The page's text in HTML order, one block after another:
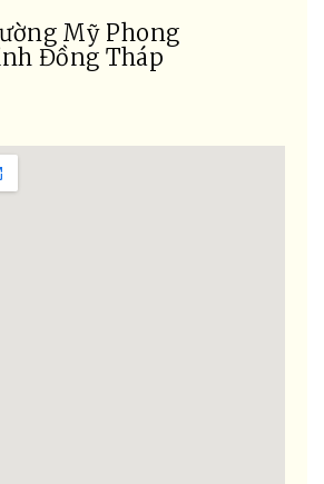
Mỹ Phong
Đồng Tháp